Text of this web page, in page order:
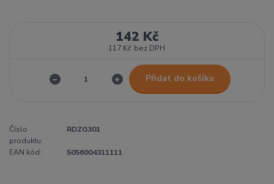
142 Kč
117 Kč bez DPH
Přidat do košíku
Číslo
produktu:
RDZG301
EAN kód: 5056004311111